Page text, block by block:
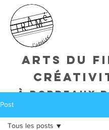
arts du
à bordeaux
Post
Tous les posts